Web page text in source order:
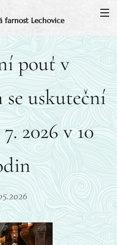
farnost Lechovice
pouť v
uskuteční
2026 v 10